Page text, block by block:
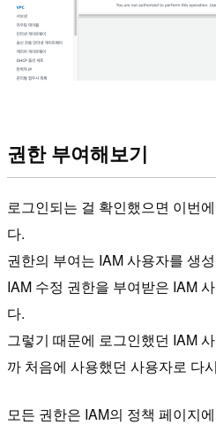
권한 부여해보기
로그인되는 걸 확인했으면 이번
다.
권한의 부여는 IAM 사용자를 생
IAM 수정 권한을 부여받은 IAM
다.
그렇기 때문에 로그인했던 IAM
까 처음에 사용했던 사용자로 다
모든 권한은 IAM의 정책 페이지